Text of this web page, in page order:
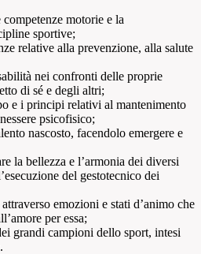
motorie e la
sportive;
relative alla prevenzione, alla salute
nei confronti delle proprie
di sé e degli altri;
e i principi relativi al mantenimento
psicofisico;
nascosto, facendolo emergere e
la bellezza e l’armonia dei diversi
del gestotecnico dei
emozioni e stati d’animo che
per essa;
grandi campioni dello sport, intesi